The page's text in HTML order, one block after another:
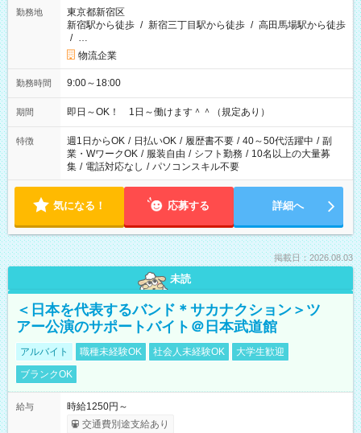
勤務地
東京都新宿区
新宿駅から徒歩 / 新宿三丁目駅から徒歩 / 高田馬場駅から徒歩
/ …
物流企業
勤務時間 9:00～18:00
期間 即日～OK！ 1日～働けます＾＾（規定あり）
特徴 週1日からOK / 日払いOK / 履歴書不要 / 40～50代活躍中 / 副
業・WワークOK / 服装自由 / シフト勤務 / 10名以上の大量募
集 / 電話対応なし / パソコンスキル不要
気になる！ 応募する 詳細へ
掲載日：2026.08.03
未読
＜日本を代表するバンド＊サカナクション＞ツ
アー公演のサポートバイト＠日本武道館
アルバイト 職種未経験OK 社会人未経験OK
大学生歓迎
ブランクOK
給与
時給1250円～
交通費別途支給あり